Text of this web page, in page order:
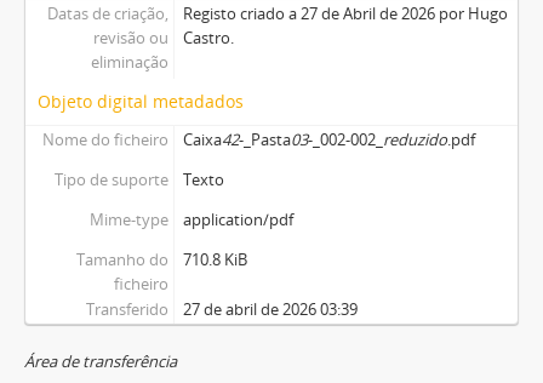
Datas de criação,
revisão ou
eliminação
Registo criado a 27 de Abril de 2026 por Hugo
Castro.
Objeto digital metadados
Nome do ficheiro Caixa42-_Pasta03-_002-002_ reduzido.pdf
Tipo de suporte
Texto
Mime-type
application/pdf
Tamanho do
ficheiro
710.8 KiB
Transferido 27 de abril de 2026 03:39
Área de transferência